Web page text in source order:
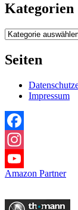
Kategorien
Kategorien
Seiten
Impressum
Facebook
Instagram
YouTube
Amazon Partner